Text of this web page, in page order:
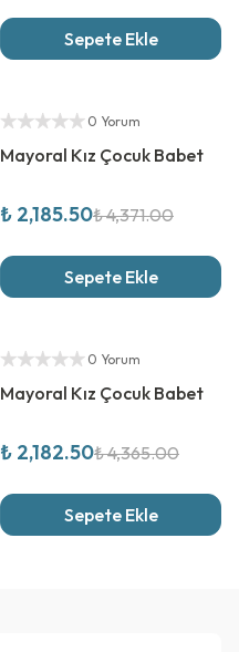
Sepete Ekle
Yetkili Satıcı
0 Yorum
Mayoral Kız Çocuk Babet
₺ 2,185.50₺ 4,371.00
Sepete Ekle
Yetkili Satıcı
0 Yorum
Mayoral Kız Çocuk Babet
₺ 2,182.50₺ 4,365.00
Sepete Ekle